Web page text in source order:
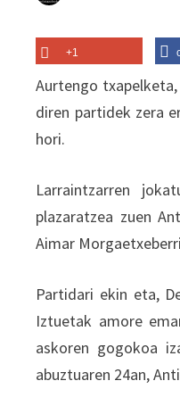
+1
Aurtengo
diren partidek zera
hori.
Larraintzarren
plazaratzea zuen
Aimar
Partidari ekin eta,
Iztuetak amore
askoren gogokoa
abuztuaren 24an,